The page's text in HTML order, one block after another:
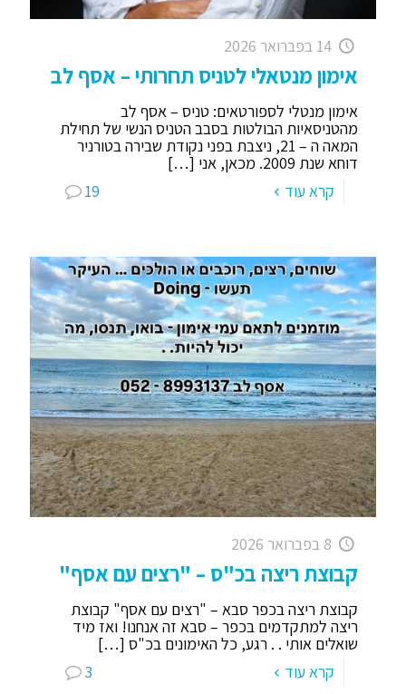
14 בפברואר 2026
אימון מנטאלי לטניס תחרותי – אסף לב
אימון מנטלי לספורטאים: טניס – אסף לב
מהטניסאיות הבולטות בסבב הטניס הנשי של תחילת
המאה ה – 21, ניצבת בפני נקודת שבירה בטורניר
דוחא שנת 2009. מכאן, אני
[…]
19
קרא עוד
8 בפברואר 2026
קבוצת ריצה בכ"ס – "רצים עם אסף"
קבוצת ריצה בכפר סבא – "רצים עם אסף" קבוצת
ריצה למתקדמים בכפר – סבא זה אנחנו! ואז מיד
שואלים אותי . . רגע, כל האימונים בכ"ס […]
3
קרא עוד